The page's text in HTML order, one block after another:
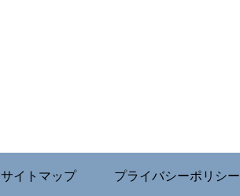
サイトマップ プライバシーポリシー